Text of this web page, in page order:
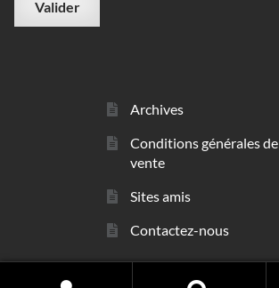
Archives
Conditions générales de
vente
Sites amis
Contactez-nous